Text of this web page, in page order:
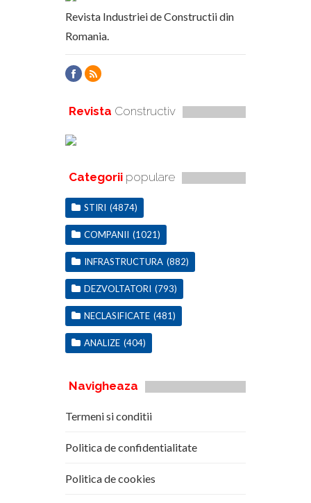
Revista Industriei de Constructii din
Romania.
Revista Constructiv
Categorii populare
STIRI (4874)
COMPANII (1021)
INFRASTRUCTURA (882)
DEZVOLTATORI (793)
NECLASIFICATE (481)
ANALIZE (404)
Navigheaza
Termeni si conditii
Politica de confidentialitate
Politica de cookies